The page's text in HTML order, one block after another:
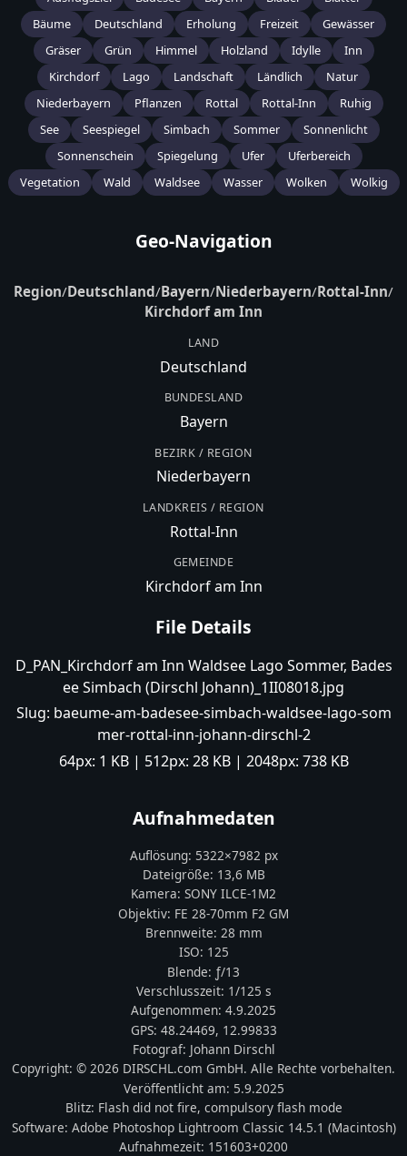
Bäume
Deutschland Erholung Freizeit
Gewässer
Gräser
Grün Himmel Holzland Idylle
Inn
Kirchdorf
Lago Landschaft Ländlich
Natur
Niederbayern
Pflanzen Rottal Rottal-Inn
Ruhig
See
Seespiegel Simbach Sommer
Sonnenlicht
Sonnenschein
Spiegelung Ufer
Uferbereich
Vegetation
Wald Waldsee Wasser Wolken Wolkig
Geo-Navigation
Region/Deutschland/Bayern/Niederbayern/Rottal-Inn/
Kirchdorf am Inn
LAND
Deutschland
BUNDESLAND
Bayern
BEZIRK / REGION
Niederbayern
LANDKREIS / REGION
Rottal-Inn
GEMEINDE
Kirchdorf am Inn
File Details
D_PAN_Kirchdorf am Inn Waldsee Lago Sommer, Bades
ee Simbach (Dirschl Johann)_1II08018.jpg
Slug: baeume-am-badesee-simbach-waldsee-lago-som
mer-rottal-inn-johann-dirschl-2
64px: 1 KB| 512px: 28 KB| 2048px: 738 KB
Aufnahmedaten
Auflösung: 5322×7982 px
Dateigröße: 13,6 MB
Kamera: SONY ILCE-1M2
Objektiv: FE 28-70mm F2 GM
Brennweite: 28 mm
ISO: 125
Blende: ƒ/13
Verschlusszeit: 1/125 s
Aufgenommen: 4.9.2025
GPS: 48.24469, 12.99833
Fotograf: Johann Dirschl
Copyright: © 2026 DIRSCHL.com GmbH. Alle Rechte vorbehalten.
Veröffentlicht am: 5.9.2025
Blitz: Flash did not fire, compulsory flash mode
Software: Adobe Photoshop Lightroom Classic 14.5.1 (Macintosh)
Aufnahmezeit: 151603+0200